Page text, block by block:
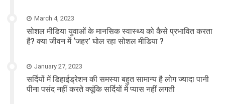
March 4, 2023
सोशल मीडिया युवाओं के मानसिक स्वास्थ्य को कैसे प्रभावित करता
है? क्या जीवन में ‘जहर’ घोल रहा सोशल मीडिया ?
January 27, 2023
सर्दियों में डिहाईड्रेशन की समस्या बहुत सामान्य है लोग ज्यादा पानी
पीना पसंद नहीं करते क्यूंकि सर्दियों में प्यास नहीं लगती